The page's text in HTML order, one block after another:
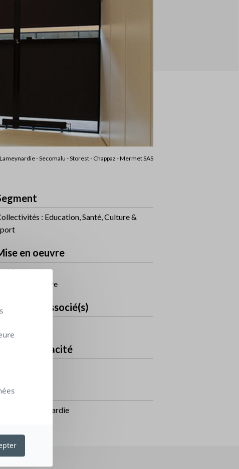
- Secomalu - Storest - Chappaz - Mermet SAS
: Education, Santé, Culture &
en oeuvre
Protection solaire
associé(s)
11301
Niveau d'opacité
Cabinet Lameynardie